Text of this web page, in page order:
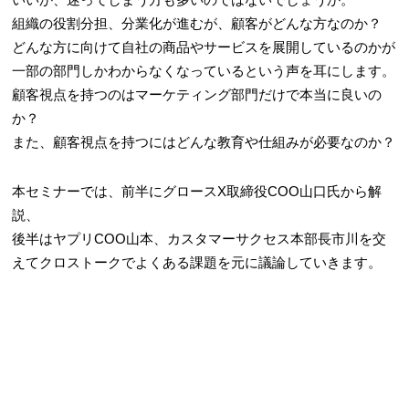
組織の役割分担、分業化が進むが、顧客がどんな方なのか？
どんな方に向けて自社の商品やサービスを展開しているのかが
一部の部門しかわからなくなっているという声を耳にします。
顧客視点を持つのはマーケティング部門だけで本当に良いの
か？
また、顧客視点を持つにはどんな教育や仕組みが必要なのか？
本セミナーでは、前半にグロースX取締役COO山口氏から解
説、
後半はヤプリCOO山本、カスタマーサクセス本部長市川を交
えてクロストークでよくある課題を元に議論していきます。